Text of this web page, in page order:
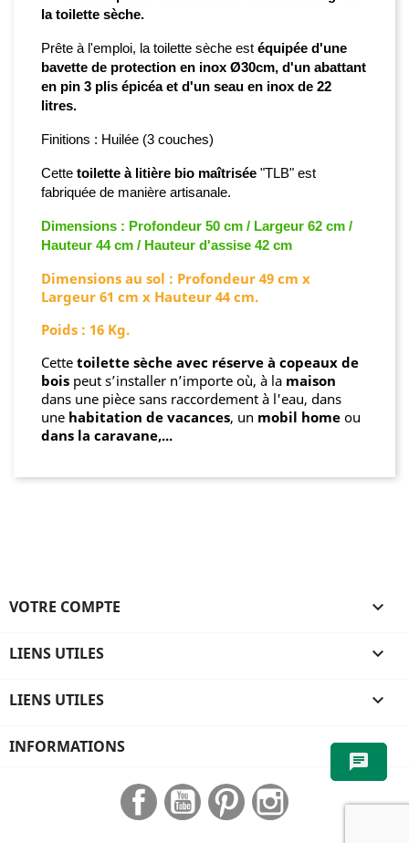
la toilette sèche.
Prête à l'emploi, la toilette sèche est équipée d'une
bavette de protection en inox Ø30cm, d'un abattant
en pin 3 plis épicéa et d'un seau en inox de 22
litres.
Finitions : Huilée (3 couches)
Cette toilette à litière bio maîtrisée "TLB" est
fabriquée de manière artisanale.
Dimensions : Profondeur 50 cm / Largeur 62 cm /
Hauteur 44 cm / Hauteur d'assise 42 cm
Dimensions au sol : Profondeur 49 cm x
Largeur 61 cm x Hauteur 44 cm.
Poids : 16 Kg.
Cette toilette sèche avec réserve à copeaux de
bois peut s’installer n’importe où, à la maison
dans une pièce sans raccordement à l'eau, dans
une habitation de vacances, un mobil home ou
dans la caravane,...
chat
VOTRE COMPTE 
LIENS UTILES 
LIENS UTILES 
INFORMATIONS
FacebookYouTubePinterest